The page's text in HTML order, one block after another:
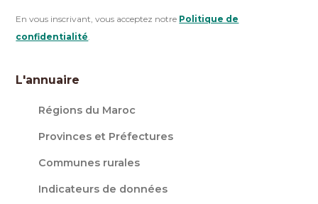
En vous inscrivant, vous acceptez notre Politique de
confidentialité.
L'annuaire
Régions du Maroc
Provinces et Préfectures
Communes rurales
Indicateurs de données